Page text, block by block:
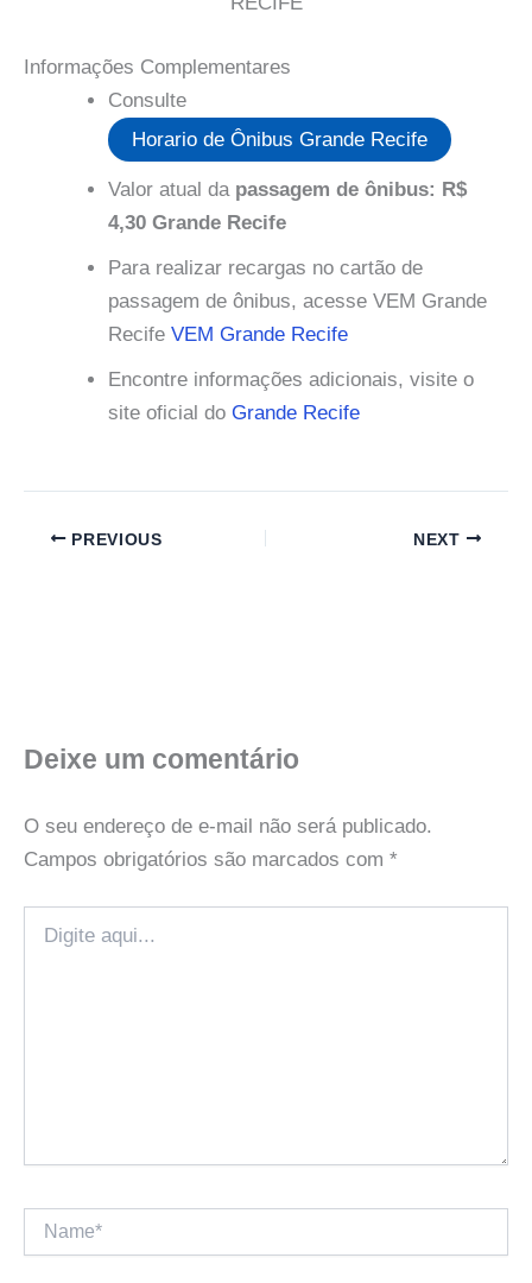
Informações Complementares
Consulte
Horario de Ônibus Grande Recife
Valor atual da passagem de ônibus: R$
4,30 Grande Recife
Para realizar recargas no cartão de
passagem de ônibus, acesse VEM Grande
Recife VEM Grande Recife
Encontre informações adicionais, visite o
site oficial do Grande Recife
PREVIOUS NEXT
Deixe um comentário
O seu endereço de e-mail não será publicado.
Campos obrigatórios são marcados com *
aqui...